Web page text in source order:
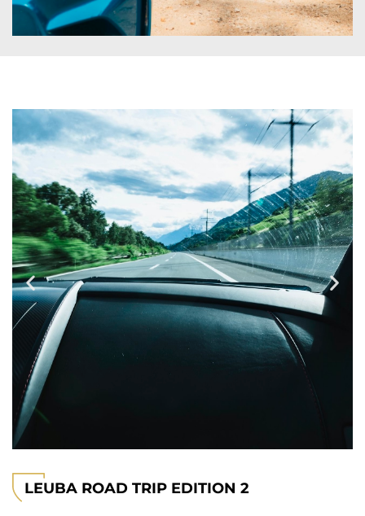
LEUBA ROAD TRIP EDITION 2